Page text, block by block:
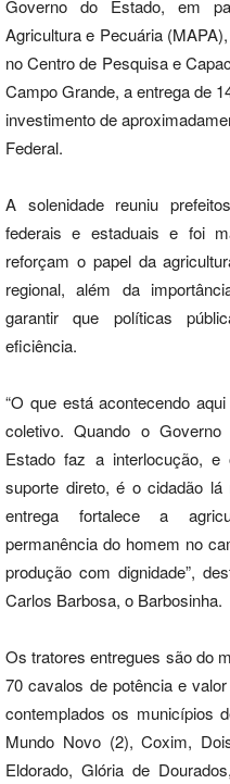
Governo do Estado, em
Agricultura e Pecuária
no Centro de Pesquisa e
Campo Grande, a entrega de
investimento de
Federal.
A solenidade reuniu
federais e estaduais e foi
reforçam o papel da
regional, além da
garantir que políticas
eficiência.
“O que está acontecendo
coletivo. Quando o
Estado faz a interlocução,
suporte direto, é o cidadão
entrega fortalece a
permanência do homem no
produção com dignidade”,
Carlos Barbosa, o Barbosinha.
Os tratores entregues são do
70 cavalos de potência e
contemplados os municípios
Mundo Novo (2), Coxim,
Eldorado, Glória de